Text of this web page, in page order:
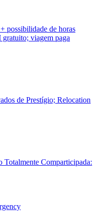
possibilidade de horas
viagem paga
de Prestígio; Relocation
Totalmente Comparticipada: